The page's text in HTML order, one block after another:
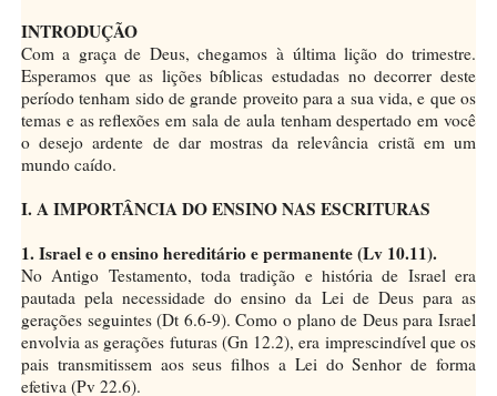
INTRODUÇÃO
Com a graça de Deus, chegamos à última lição do trimestre.
Esperamos que as lições bíblicas estudadas no decorrer deste
período tenham sido de grande proveito para a sua vida, e que os
temas e as reflexões em sala de aula tenham despertado em você
o desejo ardente de dar mostras da relevância cristã em um
mundo caído.
I. A IMPORTÂNCIA DO ENSINO NAS ESCRITURAS
1. Israel e o ensino hereditário e permanente (Lv 10.11).
No Antigo Testamento, toda tradição e história de Israel era
pautada pela necessidade do ensino da Lei de Deus para as
gerações seguintes (Dt 6.6-9). Como o plano de Deus para Israel
envolvia as gerações futuras (Gn 12.2), era imprescindível que os
pais transmitissem aos seus filhos a Lei do Senhor de forma
efetiva (Pv 22.6).